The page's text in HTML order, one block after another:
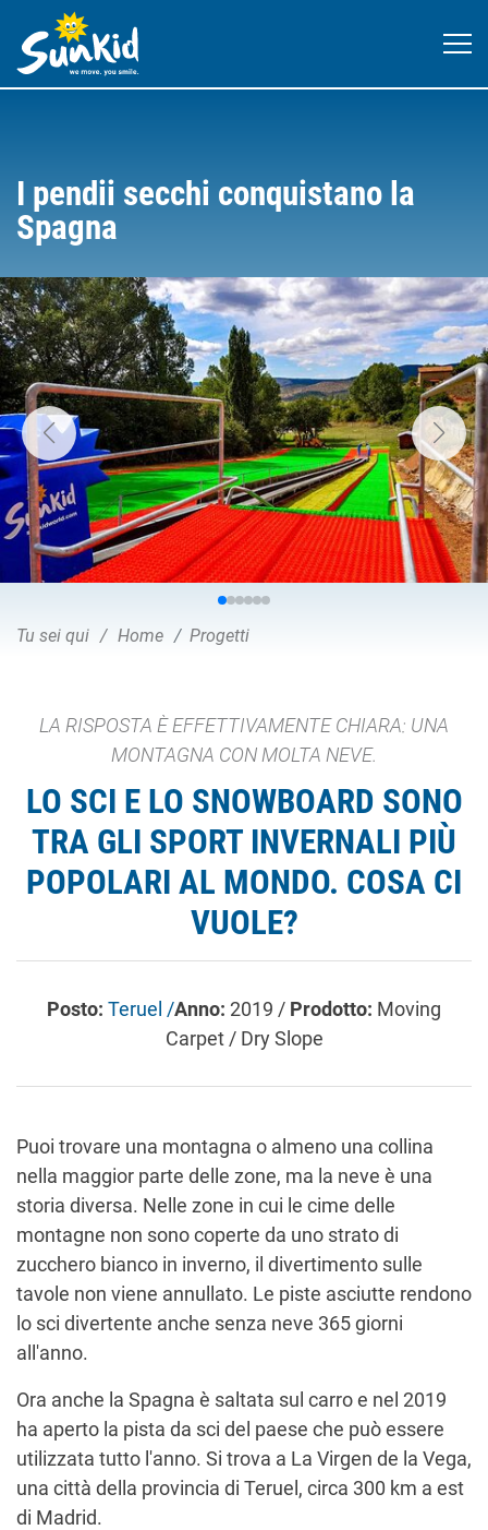
I pendii secchi conquistano la
Spagna
Tu sei qui Home Progetti
LA RISPOSTA È EFFETTIVAMENTE CHIARA: UNA
MONTAGNA CON MOLTA NEVE.
LO SCI E LO SNOWBOARD SONO
TRA GLI SPORT INVERNALI PIÙ
POPOLARI AL MONDO. COSA CI
VUOLE?
Posto: Teruel /Anno: 2019 / Prodotto: Moving
Carpet / Dry Slope
Puoi trovare una montagna o almeno una collina
nella maggior parte delle zone, ma la neve è una
storia diversa. Nelle zone in cui le cime delle
montagne non sono coperte da uno strato di
zucchero bianco in inverno, il divertimento sulle
tavole non viene annullato. Le piste asciutte rendono
lo sci divertente anche senza neve 365 giorni
all'anno.
Ora anche la Spagna è saltata sul carro e nel 2019
ha aperto la pista da sci del paese che può essere
utilizzata tutto l'anno. Si trova a La Virgen de la Vega,
una città della provincia di Teruel, circa 300 km a est
di Madrid.